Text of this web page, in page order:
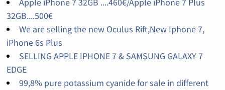
Apple iPhone 7 32GB ....460€/Apple iPhone 7 Plus
32GB....500€
We are selling the new Oculus Rift,New Iphone 7,
iPhone 6s Plus
SELLING APPLE IPHONE 7 & SAMSUNG GALAXY 7
EDGE
99,8% pure potassium cyanide for sale in different